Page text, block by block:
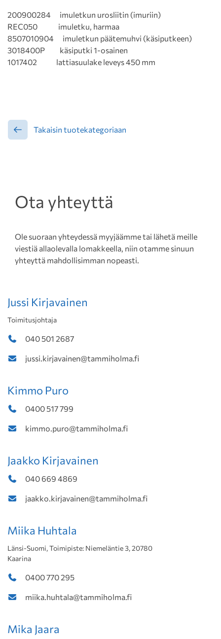
200900284 imuletkun urosliitin (imuriin)
REC050 imuletku, harmaa
8507010904 imuletkun päätemuhvi (käsiputkeen)
3018400P käsiputki 1-osainen
1017402 lattiasuulake leveys 450 mm
Takaisin tuotekategoriaan
Ota yhteyttä
Ole suoraan yhteydessä myyjäämme tai lähetä meille
viestiä allaolevalla lomakkeella, niin otamme sinuun
yhteyttä mahdollisimman nopeasti.
Jussi Kirjavainen
Toimitusjohtaja
040 501 2687
jussi.kirjavainen@tammiholma.fi
Kimmo Puro
0400 517 799
kimmo.puro@tammiholma.fi
Jaakko Kirjavainen
040 669 4869
jaakko.kirjavainen@tammiholma.fi
Miika Huhtala
Länsi-Suomi, Toimipiste: Niemeläntie 3, 20780
Kaarina
0400 770 295
miika.huhtala@tammiholma.fi
Mika Jaara